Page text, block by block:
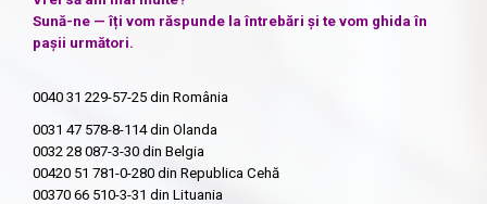
Sună-ne — îți vom răspunde la întrebări și te vom ghida în
pașii următori.
0040 31 229-57-25 din România
0031 47 578-8-114din Olanda
0032 28 087-3-30 din Belgia
00420 51 781-0-280 din Republica Cehă
00370 66 510-3-31 din Lituania